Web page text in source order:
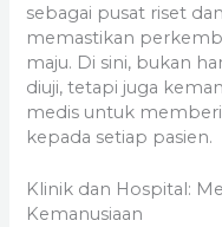
sebagai pusat riset
memastikan
maju. Di sini, bukan
diuji, tetapi juga
medis untuk
kepada setiap pasien.
Klinik dan Hospital:
Kemanusiaan